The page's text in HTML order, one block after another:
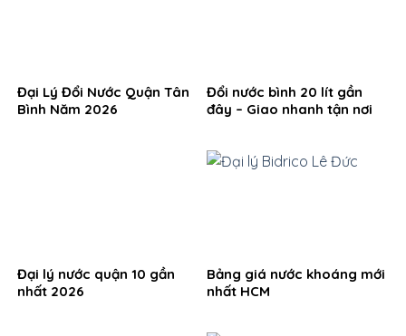
Đại Lý Đổi Nước Quận Tân
Bình Năm 2026
Đổi nước bình 20 lít gần
đây – Giao nhanh tận nơi
Đại lý nước quận 10 gần
nhất 2026
Bảng giá nước khoáng mới
nhất HCM